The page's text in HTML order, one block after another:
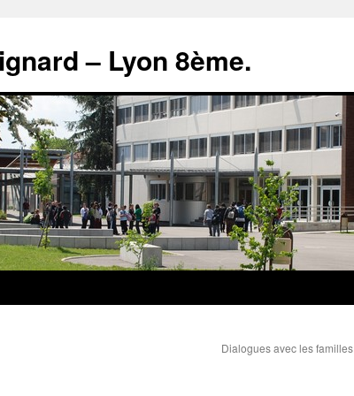
– Lyon 8ème.
Dialogues avec les familles